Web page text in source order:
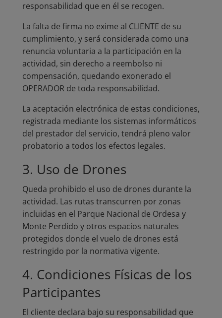
responsabilidad que en él se recogen.
La falta de firma no exime al CLIENTE de su
cumplimiento, y será considerada como una
renuncia voluntaria a la participación en la
actividad, sin derecho a reembolso ni
compensación, quedando exonerado el
OPERADOR de toda responsabilidad.
La aceptación electrónica de estas condiciones,
registrada mediante los sistemas informáticos
del prestador del servicio, tendrá pleno valor
probatorio a todos los efectos legales.
3. Uso de Drones
Queda prohibido el uso de drones durante la
actividad. Las rutas transcurren por zonas
incluidas en el Parque Nacional de Ordesa y
Monte Perdido y otros espacios naturales
protegidos donde el vuelo de drones está
restringido por la normativa vigente.
4. Condiciones Físicas de los
Participantes
El cliente declara bajo su responsabilidad que